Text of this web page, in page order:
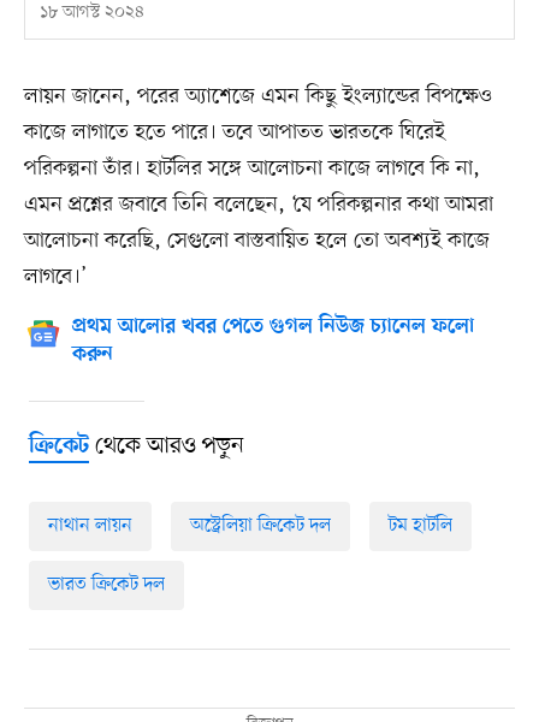
১৮ আগস্ট ২০২৪
লায়ন জানেন, পরের অ্যাশেজে এমন কিছু ইংল্যান্ডের বিপক্ষেও
কাজে লাগাতে হতে পারে। তবে আপাতত ভারতকে ঘিরেই
পরিকল্পনা তাঁর। হার্টলির সঙ্গে আলোচনা কাজে লাগবে কি না,
এমন প্রশ্নের জবাবে তিনি বলেছেন, ‘যে পরিকল্পনার কথা আমরা
আলোচনা করেছি, সেগুলো বাস্তবায়িত হলে তো অবশ্যই কাজে
লাগবে।’
প্রথম আলোর খবর পেতে গুগল নিউজ চ্যানেল ফলো
করুন
ক্রিকেটথেকে আরও পড়ুন
নাথান লায়ন অস্ট্রেলিয়া ক্রিকেট দল টম হার্টলি
ভারত ক্রিকেট দল